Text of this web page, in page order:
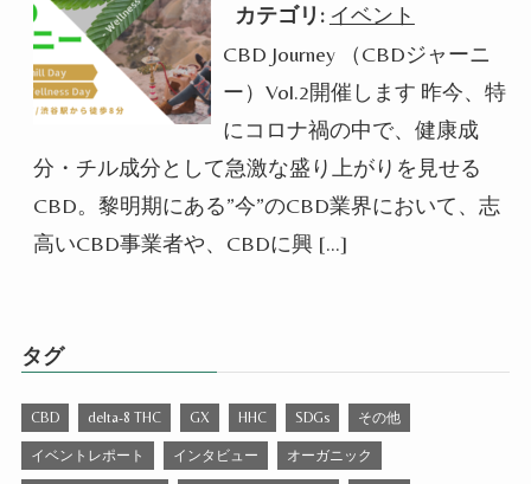
カテゴリ: イベント
CBD Journey （CBDジャーニ
ー）Vol.2開催します 昨今、特
にコロナ禍の中で、健康成
分・チル成分として急激な盛り上がりを見せる
CBD。黎明期にある”今”のCBD業界において、志
高いCBD事業者や、CBDに興 […]
タグ
CBD delta-8 THC GX HHC SDGs その他
イベントレポート インタビュー オーガニック